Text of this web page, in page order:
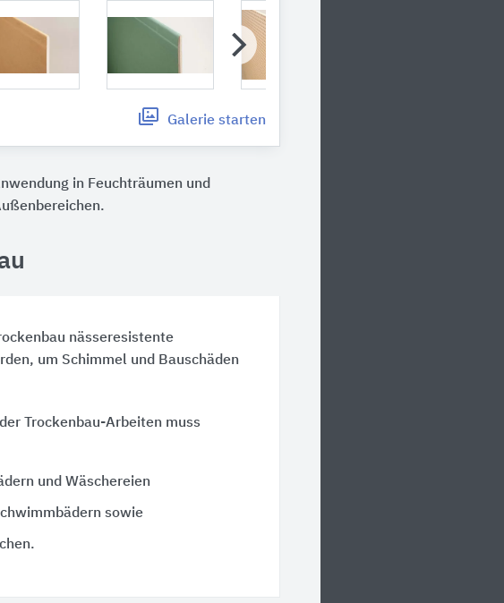
Galerie starten
in Feuchträumen und
nässeresistente
um Schimmel und Bauschäden
Trockenbau-Arbeiten muss
und Wäschereien
sowie